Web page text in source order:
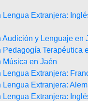
Lengua Extranjera:
Audición y Lenguaje en
Pedagogía Terapéutica
Música en Jaén
Lengua Extranjera:
Lengua Extranjera:
Lengua Extranjera: